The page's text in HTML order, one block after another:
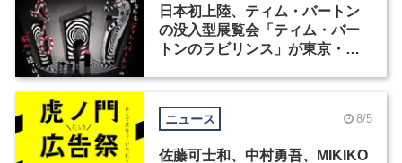
日本初上陸、ティム・バートン
の没入型展覧会「ティム・バー
トンのラビリンス」が東京・豊
ニュース 8/5
佐藤可士和、中村勇吾、MIKIKO